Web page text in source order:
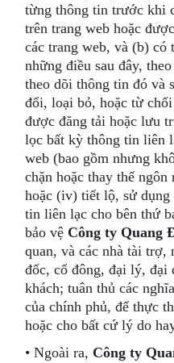
từng thông tin trước khi
trên trang web hoặc
các trang web, và (b) có
những điều sau đây,
theo dõi thông tin đó và
đổi, loại bỏ, hoặc từ
được đăng tải hoặc lưu
lọc bất kỳ thông tin liên
web (bao gồm nhưng
chặn hoặc thay thế
hoặc (iv) tiết lộ, sử
tin liên lạc cho bên thứ
bảo vệ Công ty Quang
quan, và các nhà tài trợ,
đốc, cổ đông, đại lý, đại
khách; tuân thủ các
của chính phủ, để thực
hoặc cho bất cứ lý do
• Ngoài ra, Công ty